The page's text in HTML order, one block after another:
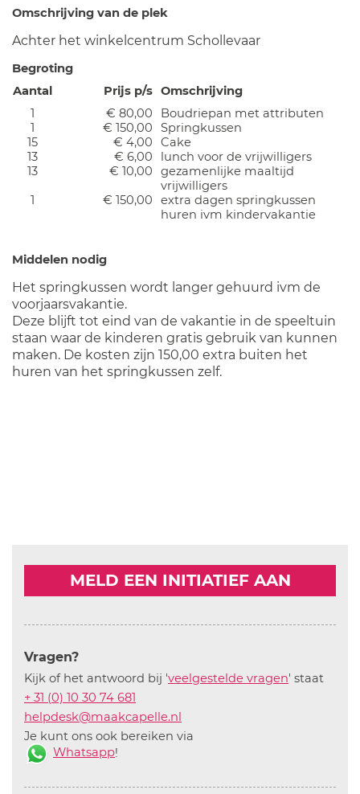
Omschrijving van de plek
Achter het winkelcentrum Schollevaar
Begroting
Aantal
Prijs p/s Omschrijving
1
€ 80,00
Boudriepan met attributen
1
€ 150,00
Springkussen
15
€ 4,00
Cake
13
€ 6,00
lunch voor de vrijwilligers
13
€ 10,00
gezamenlijke maaltijd
vrijwilligers
1
€ 150,00
extra dagen springkussen
huren ivm kindervakantie
Middelen nodig
Het springkussen wordt langer gehuurd ivm de
voorjaarsvakantie.
Deze blijft tot eind van de vakantie in de speeltuin
staan waar de kinderen gratis gebruik van kunnen
maken. De kosten zijn 150,00 extra buiten het
huren van het springkussen zelf.
MELD EEN INITIATIEF AAN
Vragen?
Kijk of het antwoord bij 'veelgestelde vragen' staat
+ 31 (0) 10 30 74 681
helpdesk@maakcapelle.nl
Je kunt ons ook bereiken via
Whatsapp!